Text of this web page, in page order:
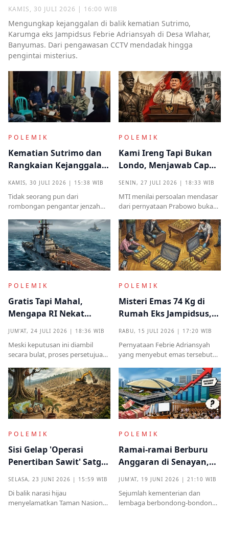
KAMIS, 30 JULI 2026 | 16:00 WIB
Mengungkap kejanggalan di balik kematian Sutrimo,
Karumga eks Jampidsus Febrie Adriansyah di Desa Wlahar,
Banyumas. Dari pengawasan CCTV mendadak hingga
pengintai misterius.
POLEMIK
Kematian Sutrimo dan
Rangkaian Kejanggalan
Kampung Halaman
KAMIS, 30 JULI 2026 | 15:38 WIB
Tidak seorang pun dari
rombongan pengantar jenzah
identitas ataupun menjelaskan
dari instansi mana.
POLEMIK
Kami Ireng Tapi Bukan
Londo, Menjawab Cap
Kekuasaan
SENIN, 27 JULI 2026 | 18:33 WIB
MTI menilai persoalan mendasar
dari pernyataan Prabowo bukan
melainkan implikasinya yang
sangat destruktif bagi kualitas
demokrasi
POLEMIK
Gratis Tapi Mahal,
Mengapa RI Nekat
Induk Tua Italia?
JUM'AT, 24 JULI 2026 | 18:36 WIB
Meski keputusan ini diambil
secara bulat, proses persetujuan
kritik tajam terkait prosedur yang
mendadak serta kekhawatiran
akan beban anggaran
POLEMIK
Misteri Emas 74 Kg di
Rumah Eks Jampidsus,
Titipan?
RABU, 15 JULI 2026 | 17:20 WIB
Pernyataan Febrie Adriansyah
yang menyebut emas tersebut
menjadi titik penting dalam
proses pembuktian
POLEMIK
Sisi Gelap 'Operasi
Penertiban Sawit' Satgas
SELASA, 23 JUNI 2026 | 15:59 WIB
Di balik narasi hijau
menyelamatkan Taman Nasional
POLEMIK
Ramai-ramai Berburu
Anggaran di Senayan,
Omon-omon?
JUM'AT, 19 JUNI 2026 | 21:10 WIB
Sejumlah kementerian dan
lembaga berbondong-bondong